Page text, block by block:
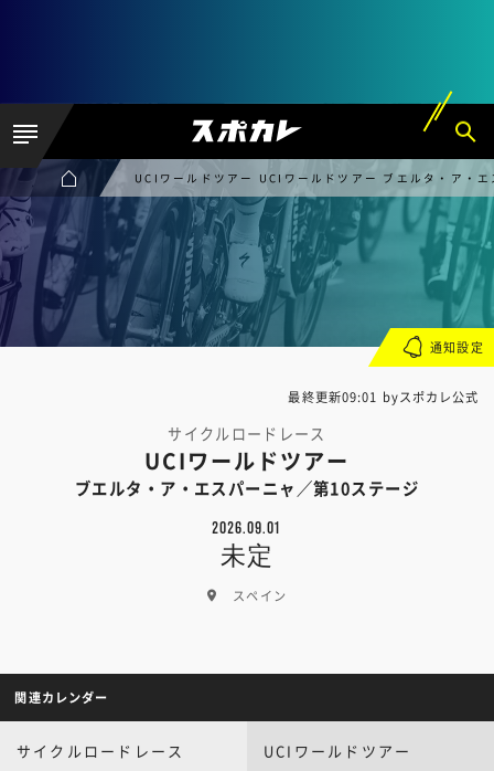
UCIワールドツアー UCIワールドツアー ブエルタ・ア・
最終更新09:01 byスポカレ公式
サイクルロードレース
UCIワールドツアー
ブエルタ・ア・エスパーニャ／第10ステージ
2026.09.01
未定
スペイン
通知設定
関連カレンダー
サイクルロードレース UCIワールドツアー